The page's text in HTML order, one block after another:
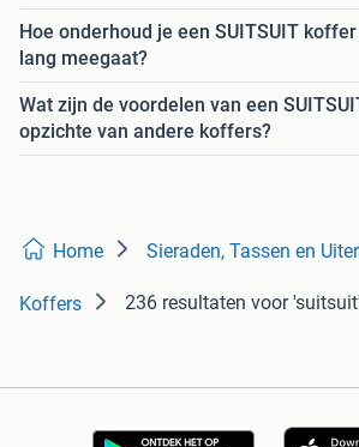
Hoe onderhoud je een SUITSUIT
lang meegaat?
Wat zijn de voordelen van een
opzichte van andere koffers?
Home Sieraden, Tassen en
Koffers 236 resultaten voor 'suitsuit'